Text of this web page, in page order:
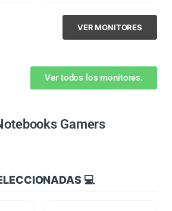
VER MONITORES
Ver todos los monitores.
Gamers
💻